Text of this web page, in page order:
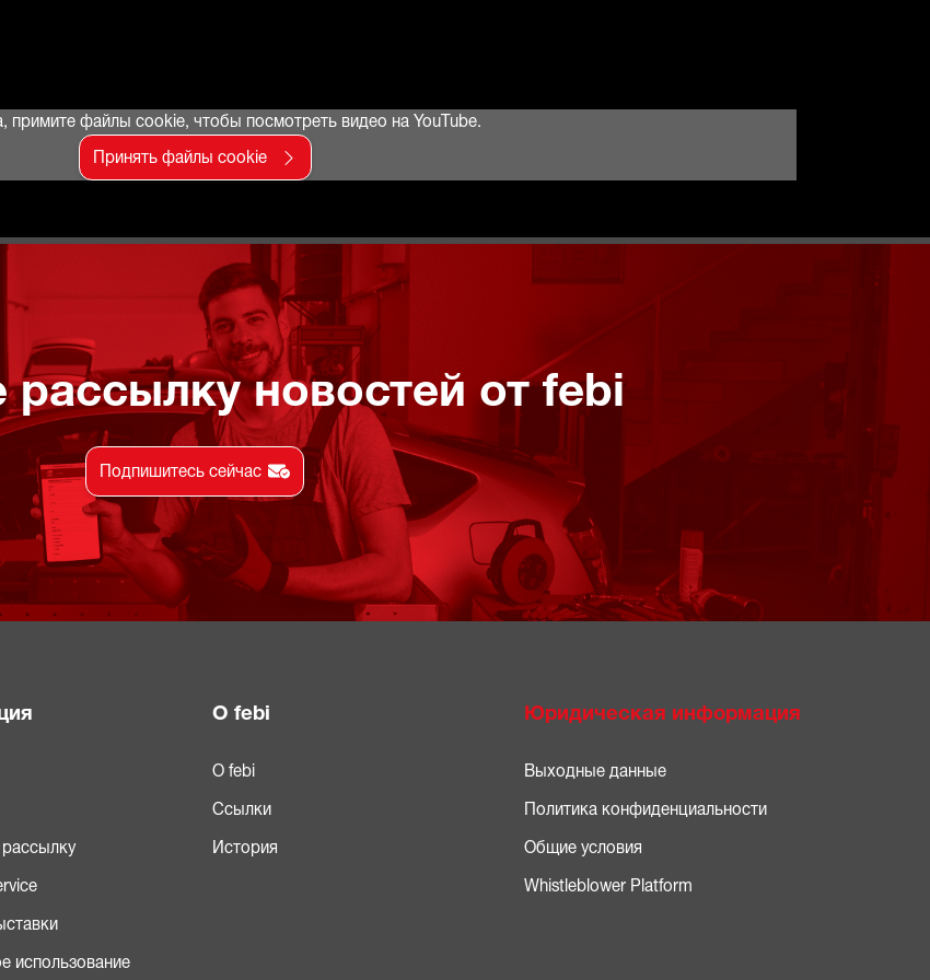
примите файлы cookie, чтобы посмотреть видео на YouTube.
Принять файлы cookie
рассылку новостей от febi
Подпишитесь сейчас
использование
О febi
О febi
Ссылки
История
Юридическая информация
Выходные данные
Политика конфиденциальности
Общие условия
Whistleblower Platform